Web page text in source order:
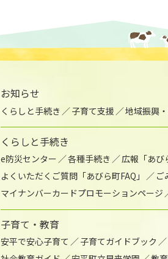
お知らせ
くらしと手続き 子育て支援 地域振興
くらしと手続き
e防災センター 各種手続き 広報「あび
よくいただくご質問「あびら町FAQ」
ご
マイナンバーカードプロモーションページ
子育て・教育
安平で安心子育て 子育てガイドブック